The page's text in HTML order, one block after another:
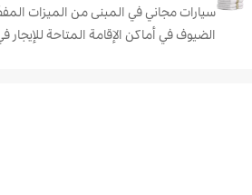
سيارات مجاني في المبنى من الميزات
الضيوف في أماكن الإقامة المتاحة للإيجار